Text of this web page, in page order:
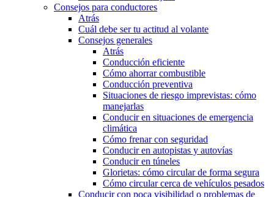
Consejos para conductores
Atrás
Cuál debe ser tu actitud al volante
Consejos generales
Atrás
Conducción eficiente
Cómo ahorrar combustible
Conducción preventiva
Situaciones de riesgo imprevistas: cómo
manejarlas
Conducir en situaciones de emergencia
climática
Cómo frenar con seguridad
Conducir en autopistas y autovías
Conducir en túneles
Glorietas: cómo circular de forma segura
Cómo circular cerca de vehículos pesados
Conducir con poca visibilidad o problemas de